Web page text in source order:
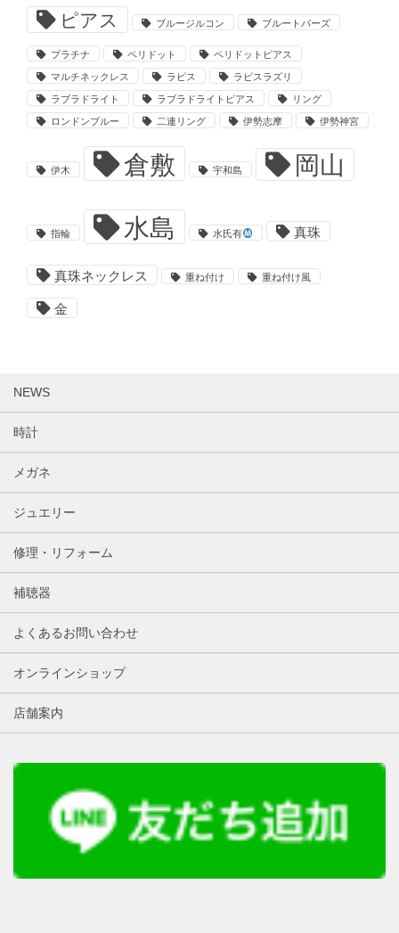
ピアス ブルージルコン ブルートパーズ
プラチナ ペリドット ペリドットピアス
マルチネックレス ラピス ラピスラズリ
ラブラドライト ラブラドライトピアス リング
ロンドンブルー 二連リング 伊勢志摩 伊勢神宮
伊木 倉敷 宇和島 岡山
指輪 水島 水氏有 真珠
真珠ネックレス 重ね付け 重ね付け風
金
NEWS
時計
メガネ
ジュエリー
修理・リフォーム
補聴器
よくあるお問い合わせ
オンラインショップ
店舗案内